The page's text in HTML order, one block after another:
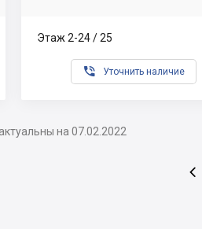
Этаж 2-24 / 25
 Уточнить наличие
на 07.02.2022
